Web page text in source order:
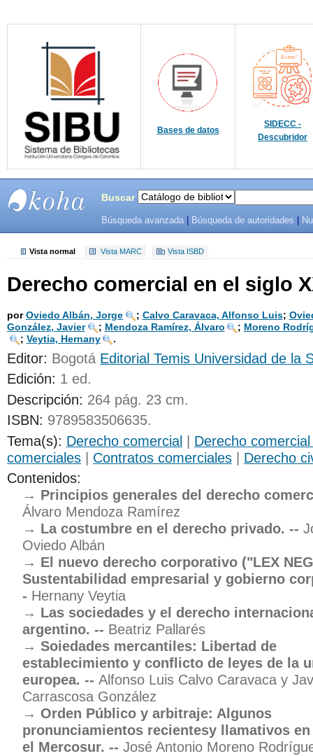
Bases de datos
SIDECC -
Descubridor
SISTEMAS
DE
BIBLIOTECAS
UNICOC
Buscar
Búsqueda avanzada Búsqueda de autoridades
Vista normal Vista MARC Vista ISBD
Derecho comercial en el siglo
porOviedo Albán, Jorge ; Calvo Caravaca, Alfonso Luis;
González, Javier
; Mendoza Ramírez, Álvaro ; Moreno
; Veytia, Hernany .
Editor: Bogotá Editorial Temis Universidad de la
Edición: 1 ed.
Descripción: 264 pág. 23 cm.
ISBN: 9789583506635.
Tema(s): Derecho comercial
Derecho
comerciales
Contratos comerciales
Derecho
Contenidos:
Principios generales del derecho
Álvaro Mendoza Ramírez
La costumbre en el derecho privado. --
Oviedo Albán
El nuevo derecho corporativo ("LEX
Sustentabilidad empresarial y gobierno
- Hernany Veytia
Las sociedades y el derecho
argentino. -- Beatriz Pallarés
Soiedades mercantiles: Libertad de
establecimiento y conflicto de leyes de la
europea. --Alfonso Luis Calvo Caravaca y
Carrascosa González
Orden Público y arbitraje: Algunos
pronunciamientos recientesy llamativos en
el Mercosur. --José Antonio Moreno